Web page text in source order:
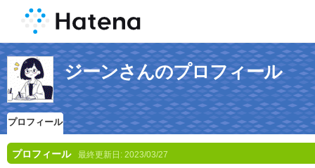
ジーンさんのプロフィール
プロフィール
プロフィール 最終更新日: 2023/03/27